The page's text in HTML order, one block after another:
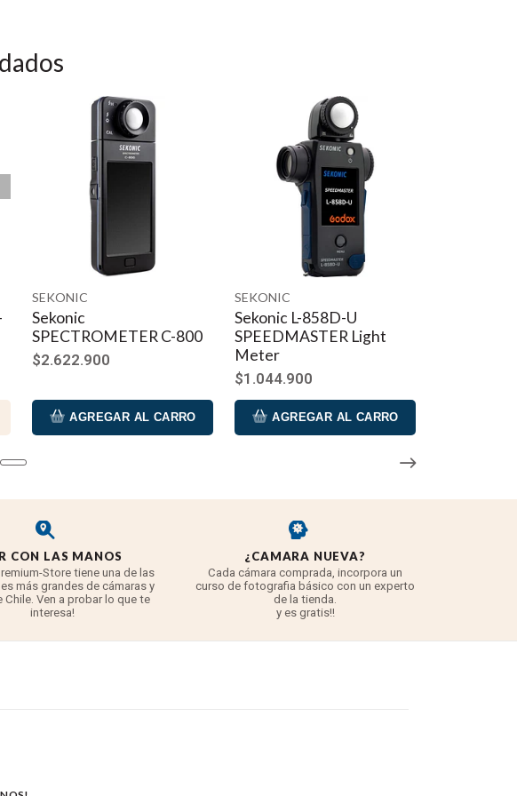
SEKONIC
Sekonic
SPECTROMETER C-800
$2.622.900
AGREGAR AL CARRO
SEKONIC
Sekonic L-858D-U
SPEEDMASTER Light
Meter
$1.044.900
AGREGAR AL CARRO
CON LAS MANOS
Store tiene una de las
más grandes de cámaras y
Chile. Ven a probar lo que te
interesa!
¿CAMARA NUEVA?
Cada cámara comprada, incorpora un
curso de fotografia básico con un experto
de la tienda.
y es gratis!!